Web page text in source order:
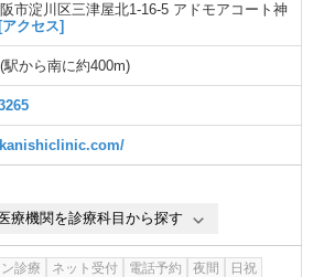
市淀川区三津屋北1-16-5 アドモアコート神
[アクセス]
(駅から南に約400m)
療機関を診療科目から探す
診療 ネット受付 電話予約 夜間
日祝